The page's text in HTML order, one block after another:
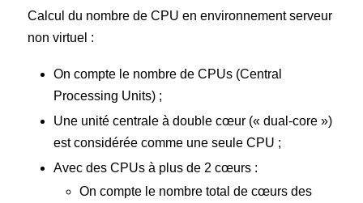
Calcul du nombre de CPU en environnement serveur
non virtuel :
On compte le nombre de CPUs (Central
Processing Units) ;
Une unité centrale à double cœur (« dual-core »)
est considérée comme une seule CPU ;
Avec des CPUs à plus de 2 cœurs :
On compte le nombre total de cœurs des